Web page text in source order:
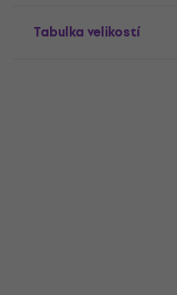
Tabulka velikostí